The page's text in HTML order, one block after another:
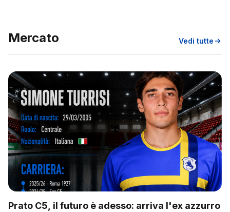
Mercato Vedi tutte
Prato C5, il futuro è adesso: arriva l'ex azzurro